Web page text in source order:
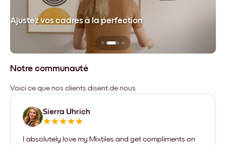
Ajustez vos cadres à la perfection
Notre communauté
Voici ce que nos clients disent de nous
Sierra Uhrich
I absolutely love my Mixtiles and get compliments on